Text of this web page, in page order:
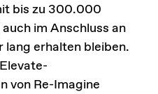
bis zu 300.000
im Anschluss an
lang erhalten bleiben.
von Re-Imagine